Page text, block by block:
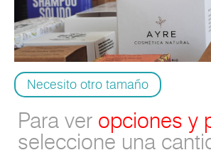
Necesito otro tamaño
Para ver opciones y
seleccione una